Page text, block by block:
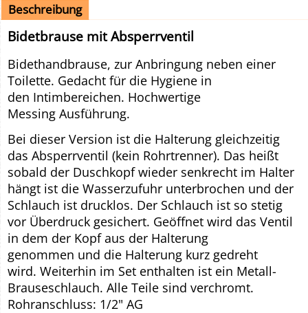
Beschreibung
Bidetbrause mit Absperrventil
Bidethandbrause, zur Anbringung neben einer
Toilette. Gedacht für die Hygiene in
den Intimbereichen. Hochwertige
Messing Ausführung.
Bei dieser Version ist die Halterung gleichzeitig
das Absperrventil (kein Rohrtrenner). Das heißt
sobald der Duschkopf wieder senkrecht im Halter
hängt ist die Wasserzufuhr unterbrochen und der
Schlauch ist drucklos. Der Schlauch ist so stetig
vor Überdruck gesichert. Geöffnet wird das Ventil
in dem der Kopf aus der Halterung
genommen und die Halterung kurz gedreht
wird. Weiterhin im Set enthalten ist ein Metall-
Brauseschlauch. Alle Teile sind verchromt.
Rohranschluss: 1/2" AG